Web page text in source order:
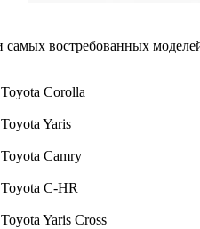
самых востребованных
Toyota Corolla
Toyota Yaris
Toyota Camry
Toyota C-HR
Toyota Yaris Cross